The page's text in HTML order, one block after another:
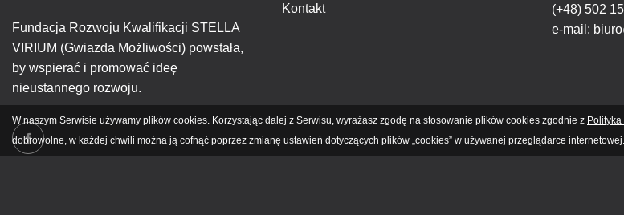
Fundacja Rozwoju Kwalifikacji STELLA
VIRIUM (Gwiazda Możliwości) powstała,
by wspierać i promować ideę
nieustannego rozwoju.
Kontakt
(+48) 502
e-mail:
W naszym Serwisie używamy plików cookies. Korzystając dalej z Serwisu, wyrażasz zgodę na stosowanie plików cookies zgodnie z Polityka
dobrowolne, w każdej chwili można ją cofnąć poprzez zmianę ustawień dotyczących plików „cookies” w używanej przeglądarce internetowej.